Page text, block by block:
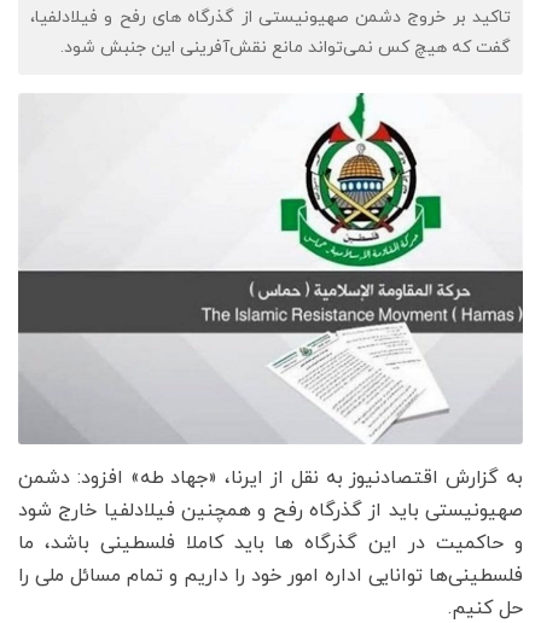
تاکید بر خروج دشمن صهیونیستی از گذرگاه های رفح و فیلادلفیا،
گفت که هیچ کس نمی‌تواند مانع نقش‌آفرینی این جنبش شود.
به گزارش اقتصادنیوز به نقل از ایرنا، «جهاد طه» افزود: دشمن
صهیونیستی باید از گذرگاه رفح و همچنین فیلادلفیا خارج شود
و حاکمیت در این گذرگاه ها باید کاملا فلسطینی باشد، ما
فلسطینی‌ها توانایی اداره امور خود را داریم و تمام مسائل ملی را
حل کنیم.